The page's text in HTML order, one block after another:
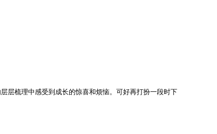
层梳理中感受到成长的惊喜和烦恼。可好再打扮一段时下